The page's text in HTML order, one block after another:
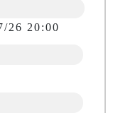
26 20:00